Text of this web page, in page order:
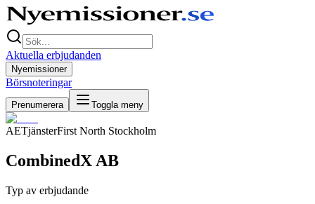
Aktuella erbjudanden
Nyemissioner
Börsnoteringar
Prenumerera Toggla meny
AETjänsterFirst North Stockholm
CombinedX AB
Typ av erbjudande